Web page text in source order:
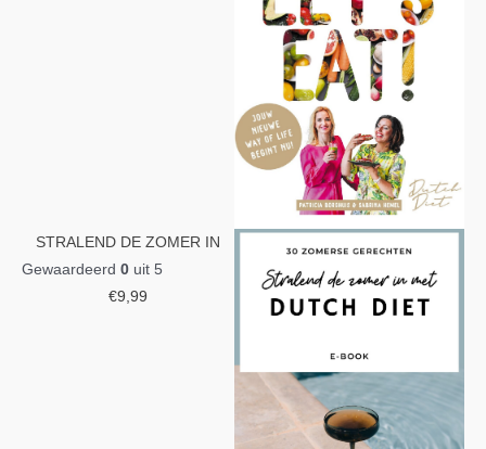
STRALEND DE ZOMER IN
Gewaardeerd 0 uit 5
€9,99